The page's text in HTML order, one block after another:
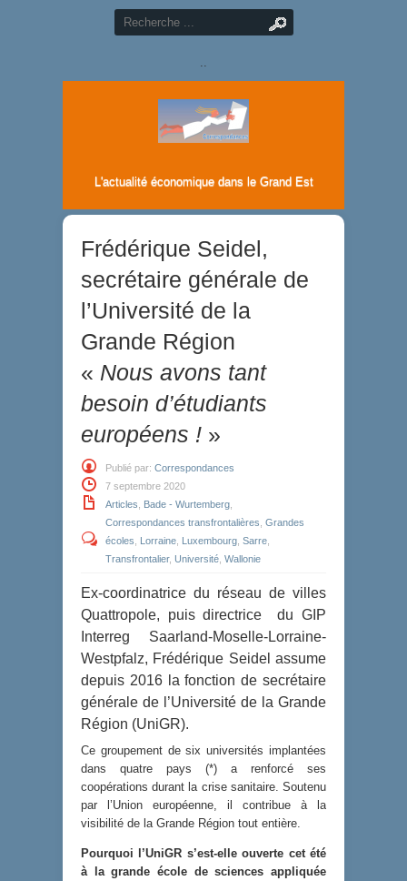
..
L'actualité économique dans le Grand Est
Frédérique Seidel,
secrétaire générale de
l’Université de la
Grande Région
« Nous avons tant
besoin d’étudiants
européens ! »
Publié par: Correspondances
7 septembre 2020
Articles
Bade - Wurtemberg
Correspondances transfrontalières Grandes
écoles
Lorraine Luxembourg Sarre
Transfrontalier, Université Wallonie
Ex-coordinatrice du réseau de villes
Quattropole, puis directrice du GIP
Interreg Saarland-Moselle-Lorraine-
Westpfalz, Frédérique Seidel assume
depuis 2016 la fonction de secrétaire
générale de l’Université de la Grande
Région (UniGR).
Ce groupement de six universités implantées
dans quatre pays (*) a renforcé ses
coopérations durant la crise sanitaire. Soutenu
par l’Union européenne, il contribue à la
visibilité de la Grande Région tout entière.
Pourquoi l’UniGR s’est-elle ouverte cet été
à la grande école de sciences appliquée